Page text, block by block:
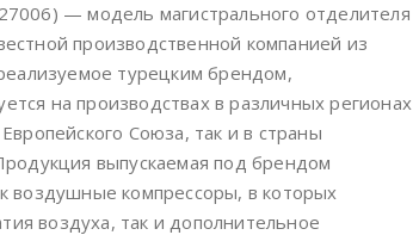
— модель магистрального отделителя
производственной компанией из
турецким брендом,
на производствах в различных регионах
Союза, так и в страны
выпускаемая под брендом
воздушные компрессоры, в которых
воздуха, так и дополнительное